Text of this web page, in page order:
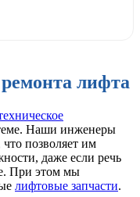
лифта
Наши инженеры
позволяет им
даже если речь
При этом мы
лифтовые запчасти.